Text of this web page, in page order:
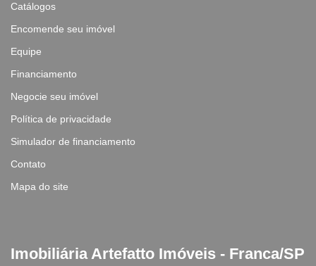
Catálogos
Encomende seu imóvel
Equipe
Financiamento
Negocie seu imóvel
Política de privacidade
Simulador de financiamento
Contato
Mapa do site
Imobiliária Artefatto Imóveis - Franca/SP